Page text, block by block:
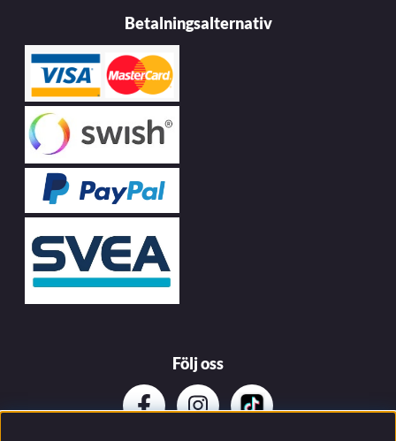
Betalningsalternativ
Följ oss